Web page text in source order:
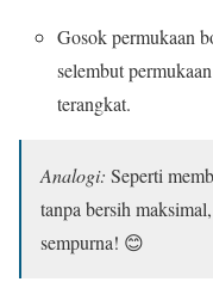
Gosok permukaan
selembut
terangkat.
Analogi: Seperti
tanpa bersih
sempurna! 😊